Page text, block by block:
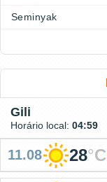
Seminyak
Gili
Horário local: 04:59
11.08 28°C